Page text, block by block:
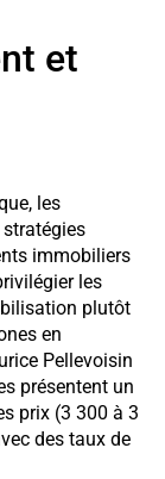
et
les
immobiliers
les
plutôt
en
Pellevoisin
présentent un
prix (3 300 à 3
des taux de